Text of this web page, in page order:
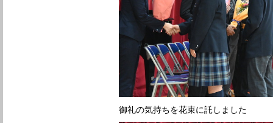
御礼の気持ちを花束に託しました